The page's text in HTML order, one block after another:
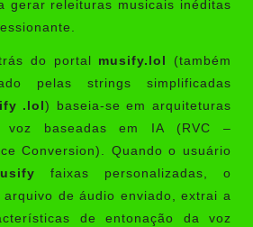
gerar releituras musicais inéditas
do portal musify.lol
(também
pelas strings simplificadas
.lol) baseia-se em arquiteturas
voz baseadas em IA (RVC –
Conversion). Quando o usuário
faixas personalizadas, o
de áudio enviado, extrai a
de entonação da voz